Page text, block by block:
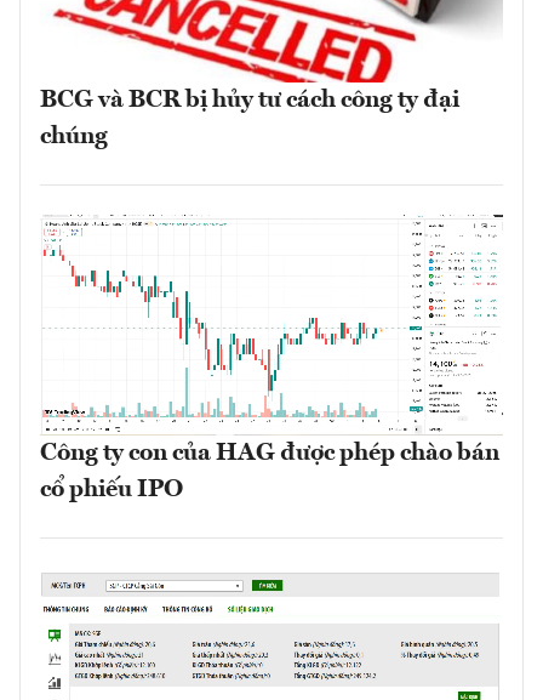
BCG và BCR bị hủy tư cách công ty đại
chúng
Công ty con của HAG được phép chào bán
cổ phiếu IPO